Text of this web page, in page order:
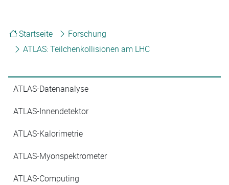
Startseite
Forschung
ATLAS: Teilchenkollisionen am LHC
ATLAS-Datenanalyse
ATLAS-Innendetektor
ATLAS-Kalorimetrie
ATLAS-Myonspektrometer
ATLAS-Computing